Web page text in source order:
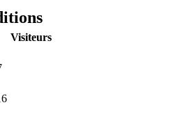
Visiteurs